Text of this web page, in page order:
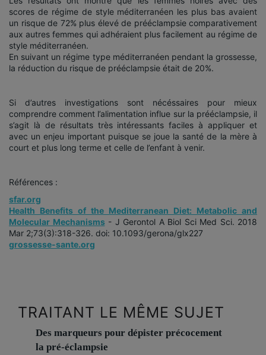
scores de régime de style méditerranéen les plus bas avaient
un risque de 72% plus élevé de prééclampsie comparativement
aux autres femmes qui adhéraient plus facilement au régime de
style méditerranéen.
En suivant un régime type méditerranéen pendant la grossesse,
la réduction du risque de prééclampsie était de 20%.
Si d’autres investigations sont nécéssaires pour mieux
comprendre comment l’alimentation influe sur la prééclampsie, il
s’agit là de résultats très intéressants faciles à appliquer et
avec un enjeu important puisque se joue la santé de la mère à
court et plus long terme et celle de l’enfant à venir.
Références :
sfar.org
Health Benefits of the Mediterranean Diet: Metabolic and
Molecular Mechanisms- J Gerontol A Biol Sci Med Sci. 2018
Mar 2;73(3):318-326. doi: 10.1093/gerona/glx227
grossesse-sante.org
TRAITANT LE MÊME SUJET
Des marqueurs pour dépister précocement
la pré-éclampsie